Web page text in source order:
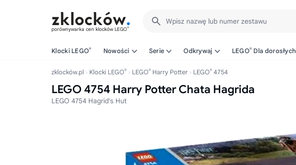
porównywarka cen klocków LEGO®
Wpisz nazwę lub numer zestawu
Klocki LEGO® Nowości Serie Odkrywaj LEGO® Dla dorosłych
zklocków.pl Klocki LEGO® LEGO® Harry Potter LEGO® 4754
LEGO 4754 Harry Potter Chata Hagrida
LEGO 4754 Hagrid's Hut